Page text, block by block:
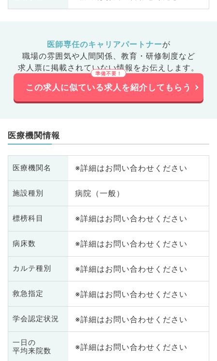
医師専任のキャリアパートナーが
職場の雰囲気や人間関係、 教育・研修制度など
求人票に掲載されていない情報をお伝えします。
この求人に似ている求人を紹介してもらう
医療機関情報
医療機関名 ※詳細はお問い合わせください
施設種別 病院（一般）
標榜科目 ※詳細はお問い合わせください
病床数 ※詳細はお問い合わせください
カルテ種別 ※詳細はお問い合わせください
救急指定 ※詳細はお問い合わせください
学会認定状況 ※詳細はお問い合わせください
一日の
平均来院数
※詳細はお問い合わせください